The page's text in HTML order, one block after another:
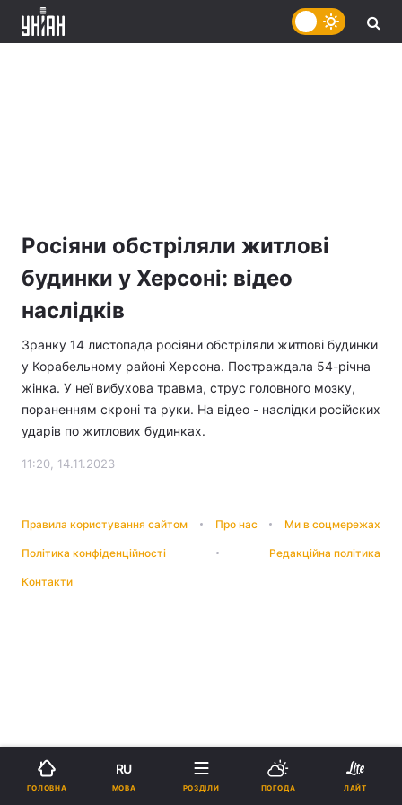
Росіяни обстріляли житлові
будинки у Херсоні: відео
наслідків
Зранку 14 листопада росіяни обстріляли житлові будинки
у Корабельному районі Херсона. Постраждала 54-річна
жінка. У неї вибухова травма, струс головного мозку,
пораненням скроні та руки. На відео - наслідки російских
ударів по житлових будинках.
11:20, 14.11.2023
Правила користування сайтом Про нас Ми в соцмережах
Політика конфіденційності Редакційна політика
Контакти
ГОЛОВНА
RU
МОВА РОЗДІЛИ ПОГОДА ЛАЙТ